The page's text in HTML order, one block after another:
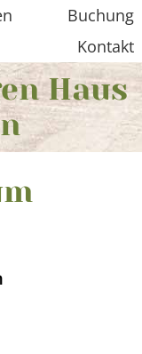
Buchung
Kontakt
Haus